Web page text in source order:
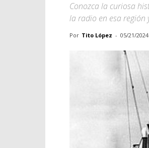
Conozca la curiosa
la radio en esa región
Por Tito López - 05/21/2024